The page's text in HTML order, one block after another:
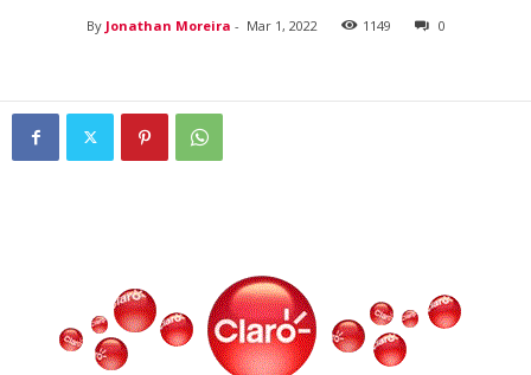
By Jonathan Moreira - Mar 1, 2022 1149 0